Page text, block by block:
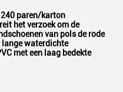
paren/karton
het verzoek om de
van pols de rode
lange waterdichte
met een laag bedekte